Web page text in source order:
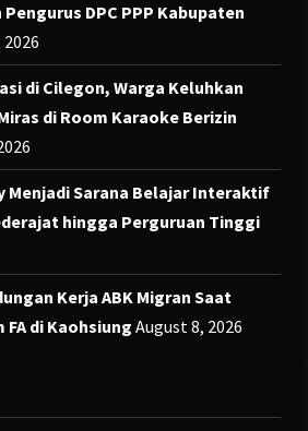
DPC PPP Kabupaten
di Cilegon, Warga Keluhkan
di Room Karaoke Berizin
Menjadi Sarana Belajar Interaktif
hingga Perguruan Tinggi
Kerja ABK Migran Saat
di Kaohsiung August 8, 2026